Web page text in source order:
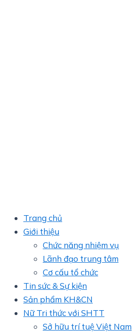
Trang chủ
Giới thiệu
Chức năng nhiệm vụ
Lãnh đạo trung tâm
Cơ cấu tổ chức
Tin sức & Sự kiện
Sản phẩm KH&CN
Nữ Tri thức với SHTT
Sở hữu trí tuệ Việt Nam